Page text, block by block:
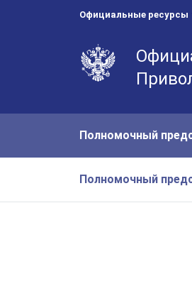
Официальные ресурсы
Полномочный
Полномочный